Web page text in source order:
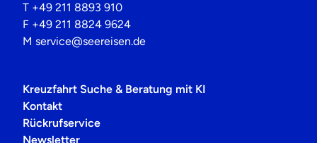
T +49 211 8893 910
F +49 211 8824 9624
M service@seereisen.de
Kreuzfahrt Suche & Beratung mit KI
Kontakt
Rückrufservice
Newsletter